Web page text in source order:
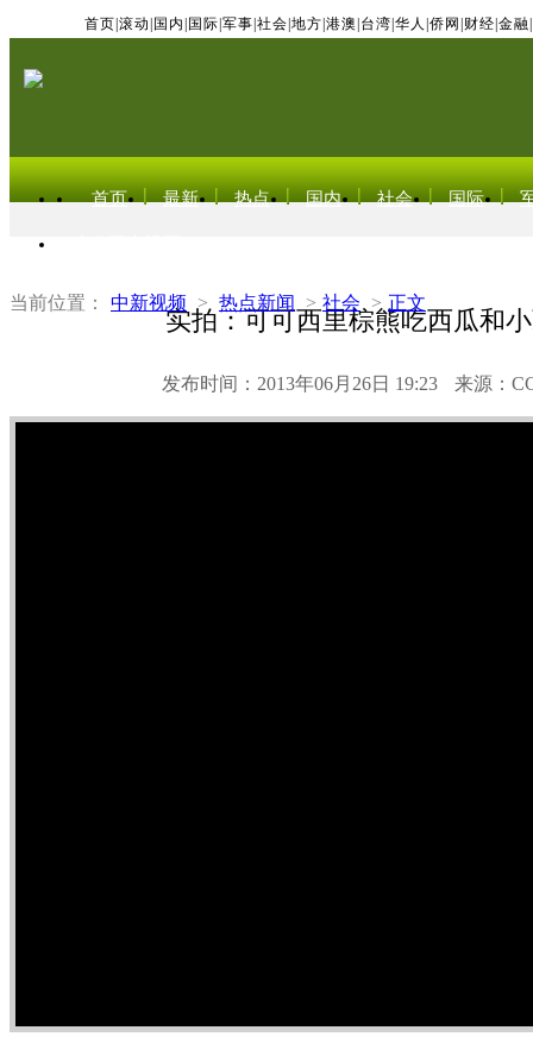
首页 滚动 国内 国际 军事 社会 地方 港澳 台湾 华人 侨网 财经 金融
首页 最新 热点 国内 社会 国际
当前位置： 中新视频 > 热点新闻 > 社会 > 正文
实拍：可可西里棕熊吃西瓜和
发布时间：2013年06月26日 19:23 来源：